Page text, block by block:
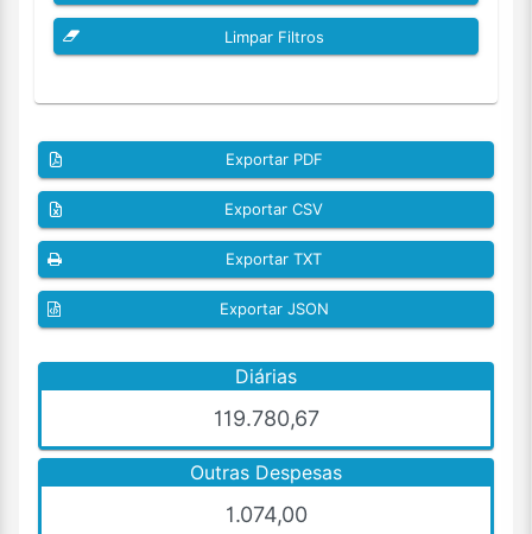
Limpar Filtros
Exportar PDF
Exportar CSV
Exportar TXT
Exportar JSON
Diárias
119.780,67
Outras Despesas
1.074,00